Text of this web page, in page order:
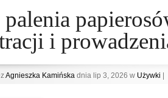
i
Agnieszka Kamińskadnia lip 3, 2026 w Używki